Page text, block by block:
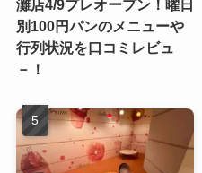
灘店4/9プレオープン！曜日
別100円パンのメニューや
行列状況を口コミレビュ
－！